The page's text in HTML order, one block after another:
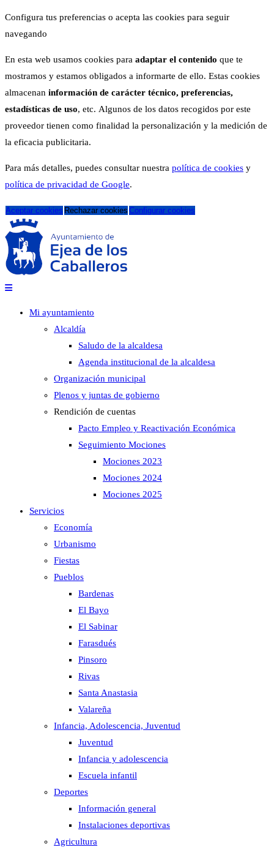
Configura tus preferencias o acepta las cookies para seguir
navegando
En esta web usamos cookies para adaptar el contenido que te
mostramos y estamos obligados a informarte de ello. Estas cookies
almacenan información de carácter técnico, preferencias,
estadísticas de uso, etc. Algunos de los datos recogidos por este
proveedor tienen como finalidad la personalización y la medición de
la eficacia publicitaria.
Para más detalles, puedes consultar nuestra política de cookies y
política de privacidad de Google.
Aceptar cookies Rechazar cookies Configurar cookies
Mi ayuntamiento
Alcaldía
Saludo de la alcaldesa
Agenda institucional de la alcaldesa
Organización municipal
Plenos y juntas de gobierno
Rendición de cuentas
Pacto Empleo y Reactivación Económica
Seguimiento Mociones
Mociones 2023
Mociones 2024
Mociones 2025
Servicios
Economía
Urbanismo
Fiestas
Pueblos
Bardenas
El Bayo
El Sabinar
Farasdués
Pinsoro
Rivas
Santa Anastasia
Valareña
Infancia, Adolescencia, Juventud
Juventud
Infancia y adolescencia
Escuela infantil
Deportes
Información general
Instalaciones deportivas
Agricultura